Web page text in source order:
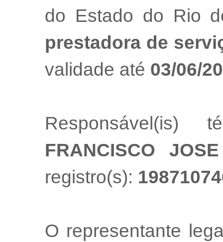
do Estado do Rio
prestadora de
validade até 03/06/
Responsável(is)
FRANCISCO
registro(s):
O representante